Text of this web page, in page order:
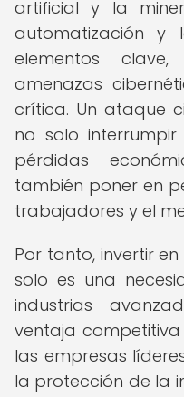
artificial y la
automatización y
elementos
amenazas
crítica. Un ataque
no solo
pérdidas
también poner en
trabajadores y el
Por tanto, invertir
solo es una
industrias
ventaja
las empresas
la protección de la